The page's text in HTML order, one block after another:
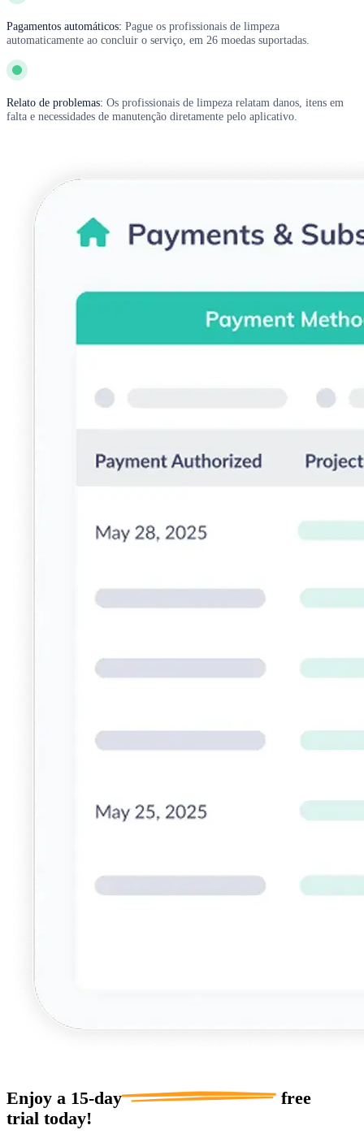
Pagamentos automáticos: Pague os profissionais de limpeza
automaticamente ao concluir o serviço, em 26 moedas suportadas.
Relato de problemas: Os profissionais de limpeza relatam danos, itens em
falta e necessidades de manutenção diretamente pelo aplicativo.
Enjoy a 15-day
free
trial today!